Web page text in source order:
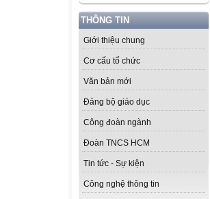
THÔNG TIN
Giới thiệu chung
Cơ cấu tổ chức
Văn bản mới
Đảng bộ giáo dục
Công đoàn ngành
Đoàn TNCS HCM
Tin tức - Sự kiện
Công nghệ thông tin